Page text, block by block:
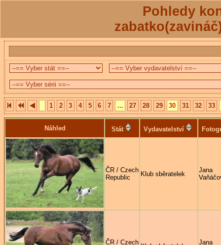
Pohledy
1 2 3 4 5 6 7 ... 27 28 29 30 31 32 33
Náhled Stát Vydavatelství
ČR / Czech
Republic
Klub sběratelek
Jana
ČR / Czech
Jana